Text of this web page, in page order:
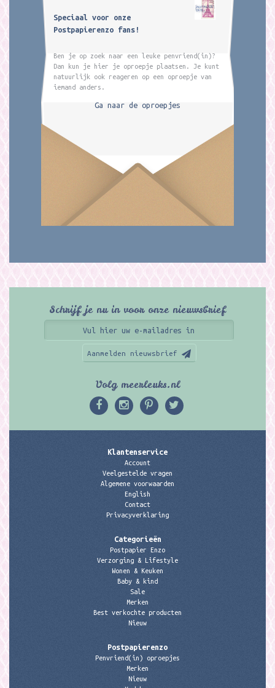
Speciaal voor onze
Postpapierenzo fans!
Ben je op zoek naar een leuke penvriend(in)?
Dan kun je hier je oproepje plaatsen. Je kunt
natuurlijk ook reageren op een oproepje van
iemand anders.
Ga naar de oproepjes
Schrijf je nu in voor onze nieuwsbrief
Aanmelden nieuwsbrief
Volg meerleuks.nl
Klantenservice
Account
Veelgestelde vragen
Algemene voorwaarden
English
Contact
Privacyverklaring
Categorieën
Postpapier Enzo
Verzorging & Lifestyle
Wonen & Keuken
Baby & kind
Sale
Merken
Best verkochte producten
Nieuw
Postpapierenzo
Penvriend(in) oproepjes
Merken
Nieuw